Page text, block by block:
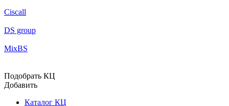
Ciscall
DS group
MixBS
Подобрать КЦ
Добавить
Каталог КЦ